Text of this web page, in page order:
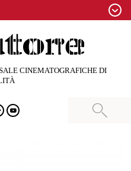
CINEMATOGRAFICHE DI